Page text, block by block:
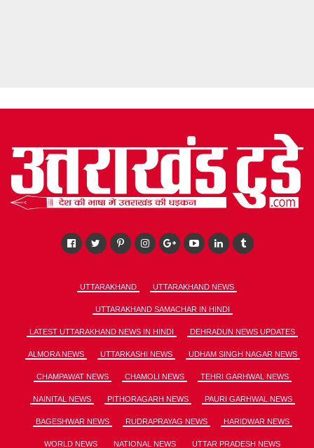
UTTARAKHAND UTTARAKHAND NEWS
UTTARAKHAND SAMACHAR IN HINDI
LATEST UTTARAKHAND NEWS IN HINDI DEHRADUN NEWS UPDATES
ALMORA NEWS UTTARKASHI NEWS UDHAM SINGH NAGAR NEWS
CHAMPAWAT NEWS CHAMOLI NEWS TEHRI GARHWAL NEWS
NAINITAL NEWS PITHORAGARH NEWS PAURI GARHWAL NEWS
BAGESHWAR NEWS RUDRAPRAYAG NEWS HARIDWAR NEWS
WORLD NEWS NATIONAL NEWS UTTAR PRADESH NEWS